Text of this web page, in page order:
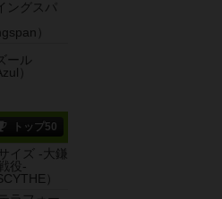
トップ50